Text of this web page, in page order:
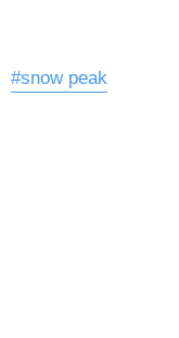
#snow peak